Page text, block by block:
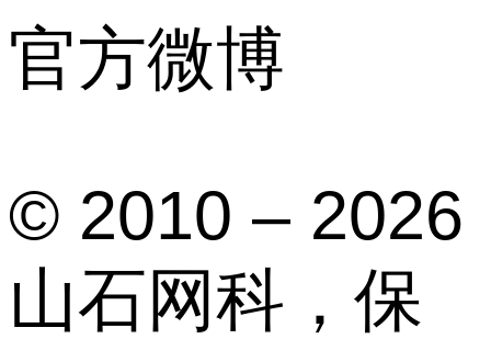
官方微博
© 2010 – 2026
山石网科，保